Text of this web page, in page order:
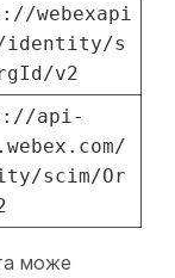
webexapi
identity/s
v2
api-
scim/Or
може